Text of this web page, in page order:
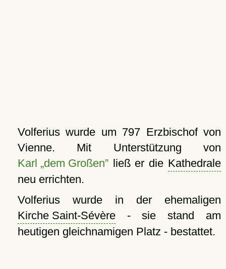
Volferius wurde um 797 Erzbischof von
Vienne. Mit Unterstützung von
Karl „dem Großen”ließ er die Kathedrale
neu errichten.
Volferius wurde in der ehemaligen
Kirche Saint-Sévère- sie stand am
heutigen gleichnamigen Platz - bestattet.